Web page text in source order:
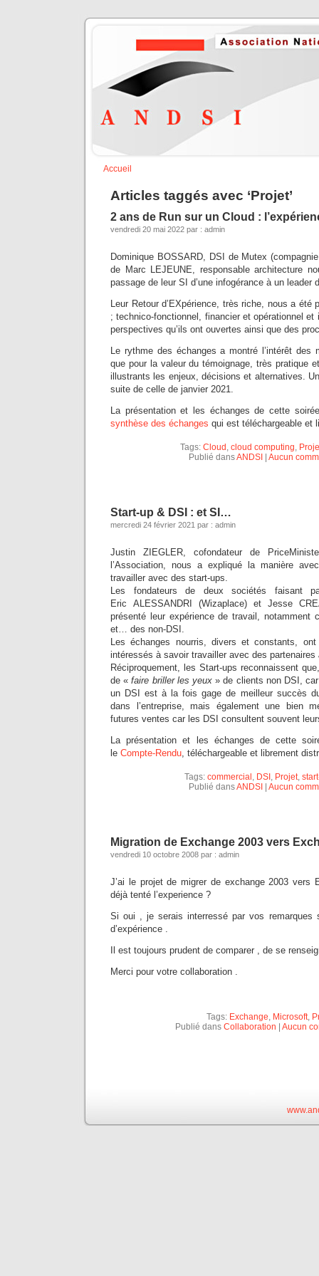
Accueil
Articles taggés avec ‘Projet’
2 ans de Run sur un Cloud :
vendredi 20 mai 2022 par : admin
Dominique BOSSARD, DSI de Mutex
de Marc LEJEUNE, responsable architecture
passage de leur SI d’une infogérance à un leader
Leur Retour d’EXpérience, très riche, nous a été
; technico-fonctionnel, financier et opérationnel
perspectives qu’ils ont ouvertes ainsi que des
Le rythme des échanges a montré l’intérêt des
que pour la valeur du témoignage, très pratique
illustrants les enjeux, décisions et alternatives.
suite de celle de janvier 2021.
La présentation et les échanges de cette
synthèse des échanges qui est téléchargeable et
Tags: Cloud , cloud computing,
Publié dansANDSI Aucun
Start-up & DSI : et SI…
mercredi 24 février 2021 par : admin
Justin ZIEGLER, cofondateur de
l’Association, nous a expliqué la manière
travailler avec des start-ups.
Les fondateurs de deux sociétés faisant
Eric ALESSANDRI (Wizaplace) et Jesse
présenté leur expérience de travail, notamment
et… des non-DSI.
Les échanges nourris, divers et constants,
intéressés à savoir travailler avec des partenaires
Réciproquement, les Start-ups reconnaissent
de «faire briller les yeux » de clients non DSI,
un DSI est à la fois gage de meilleur succès
dans l’entreprise, mais également une bien
futures ventes car les DSI consultent souvent
La présentation et les échanges de cette
le Compte-Rendu, téléchargeable et librement
Tags: commercial , DSI , Projet,
Publié dansANDSI Aucun
Migration de Exchange 2003 vers
vendredi 10 octobre 2008 par : admin
J’ai le projet de migrer de exchange 2003 vers
déjà tenté l’experience ?
Si oui , je serais interressé par vos remarques
d’expérience .
Il est toujours prudent de comparer , de se
Merci pour votre collaboration .
Tags: Exchange, Microsoft,
Publié dans Collaboration Aucun